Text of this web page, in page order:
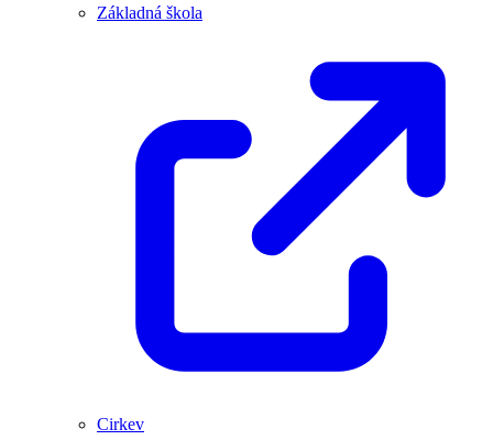
Základná škola
Cirkev